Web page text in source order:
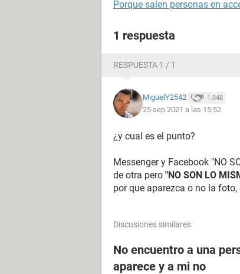
Porque salen personas en
1 respuesta
RESPUESTA 1 / 1
MiguelY2542 1.048
25 sep 2021 a las 15:52
¿y cual es el punto?
Messenger y Facebook "NO
de otra pero "NO SON LO
por que aparezca o no la
Discusiones similares
No encuentro a una
aparece y a mi no